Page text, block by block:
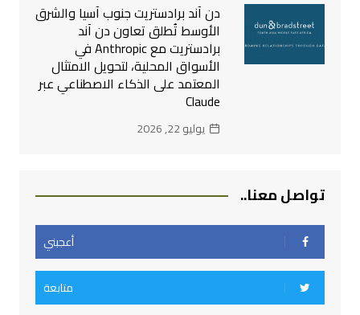
دن آند برادستريت جنوب آسيا والشرق
الأوسط تُطلق تعاون دن آند
برادستريت مع Anthropic في
الأسواق المحلية، لتحويل الامتثال
المعتمد على الذكاء الاصطناعي عبر
Claude
يوليو 22, 2026
تواصل معنا..
أعجبني
متابعة